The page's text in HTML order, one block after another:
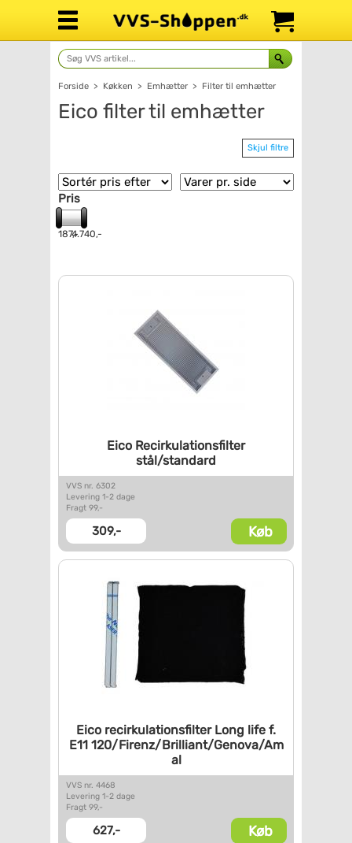
Forside > Køkken > Emhætter > Filter til emhætter
Eico filter til emhætter
Skjul filtre
Pris
187,-4.740,-
Eico Recirkulationsfilter
stål/standard
VVS nr. 6302
Levering 1-2 dage
Fragt 99,-
309,- Køb
Eico recirkulationsfilter Long life f.
E11120/Firenz/Brilliant/Genova/Am
al
VVS nr. 4468
Levering 1-2 dage
Fragt 99,-
627,- Køb